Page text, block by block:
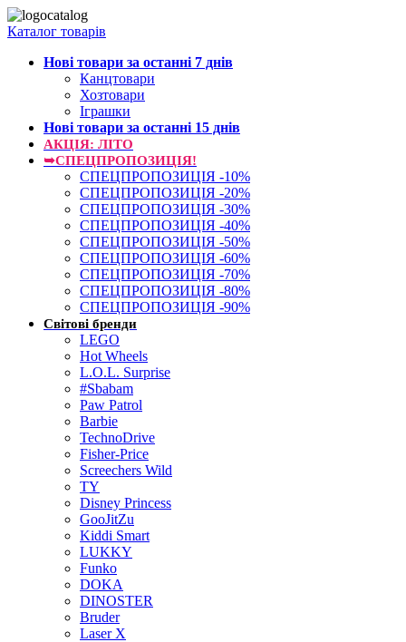
Каталог товарів
Нові товари за останнi 7 днiв
Канцтовари
Хозтовари
Іграшки
Нові товари за останнi 15 днiв
АКЦІЯ: ЛІТО
➥СПЕЦПРОПОЗИЦІЯ!
СПЕЦПРОПОЗИЦІЯ -10%
СПЕЦПРОПОЗИЦІЯ -20%
СПЕЦПРОПОЗИЦІЯ -30%
СПЕЦПРОПОЗИЦІЯ -40%
СПЕЦПРОПОЗИЦІЯ -50%
СПЕЦПРОПОЗИЦІЯ -60%
СПЕЦПРОПОЗИЦІЯ -70%
СПЕЦПРОПОЗИЦІЯ -80%
СПЕЦПРОПОЗИЦІЯ -90%
Світові бренди
LEGO
Hot Wheels
L.O.L. Surprise
#Sbabam
Paw Patrol
Barbie
TechnoDrive
Fisher-Price
Screechers Wild
TY
Disney Princess
GooJitZu
Kiddi Smart
LUKKY
Funko
DOKA
DINOSTER
Bruder
Laser X